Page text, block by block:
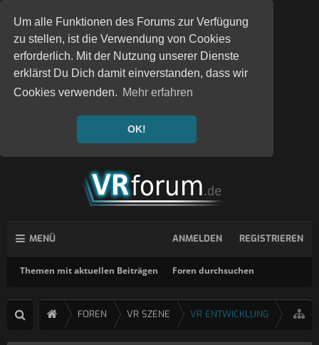
Um alle Funktionen des Forums zur Verfügung
zu stellen, ist die Verwendung von Cookies
erforderlich. Mit der Nutzung unserer Dienste
erklärst Du Dich damit einverstanden, dass wir
Cookies verwenden. Mehr erfahren
OK!
MENÜ
Themen mit aktuellen Beiträgen Foren durchsuchen
ANMELDEN REGISTRIEREN
FOREN VR SZENE VR ENTWICKLUNG